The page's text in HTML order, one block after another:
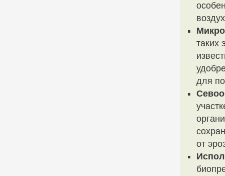
таких
для
от